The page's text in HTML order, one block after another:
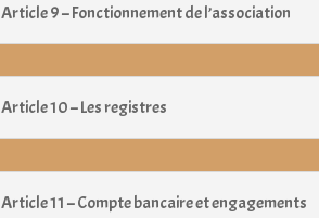
Article 9 – Fonctionnement de l’association
Article 10 – Les registres
Article 11 – Compte bancaire et engagements